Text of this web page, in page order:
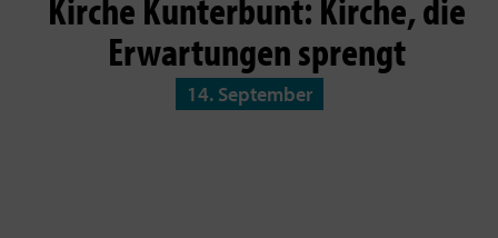
Erwartungen sprengt
14. September